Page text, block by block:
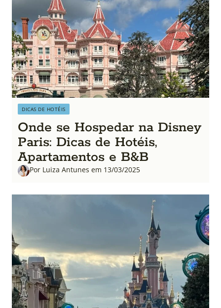
DICAS DE HOTÉIS
Onde se Hospedar na Disney
Paris: Dicas de Hotéis,
Apartamentos e B&B
Por Luiza Antunes em 13/03/2025